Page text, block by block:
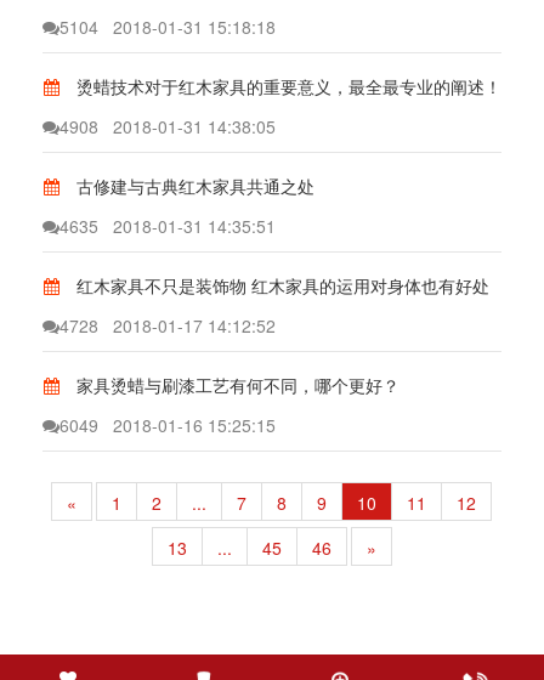
5104 2018-01-31 15:18:18
烫蜡技术对于红木家具的重要意义，最全最专业的阐述！
4908
2018-01-31 14:38:05
古修建与古典红木家具共通之处
4635
2018-01-31 14:35:51
红木家具不只是装饰物 红木家具的运用对身体也有好处
4728
2018-01-17 14:12:52
家具烫蜡与刷漆工艺有何不同，哪个更好？
6049
2018-01-16 15:25:15
« 1 2 ... 7 8 9 10 11
12
13
... 45 46 »